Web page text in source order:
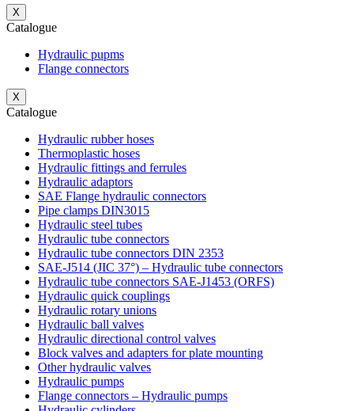
X
Catalogue
Hydraulic pupms
Flange connectors
X
Catalogue
Hydraulic rubber hoses
Thermoplastic hoses
Hydraulic fittings and ferrules
Hydraulic adaptors
SAE Flange hydraulic connectors
Pipe clamps DIN3015
Hydraulic steel tubes
Hydraulic tube connectors
Hydraulic tube connectors DIN 2353
SAE-J514 (JIC 37°) – Hydraulic tube connectors
Hydraulic tube connectors SAE-J1453 (ORFS)
Hydraulic quick couplings
Hydraulic rotary unions
Hydraulic ball valves
Hydraulic directional control valves
Block valves and adapters for plate mounting
Other hydraulic valves
Hydraulic pumps
Flange connectors – Hydraulic pumps